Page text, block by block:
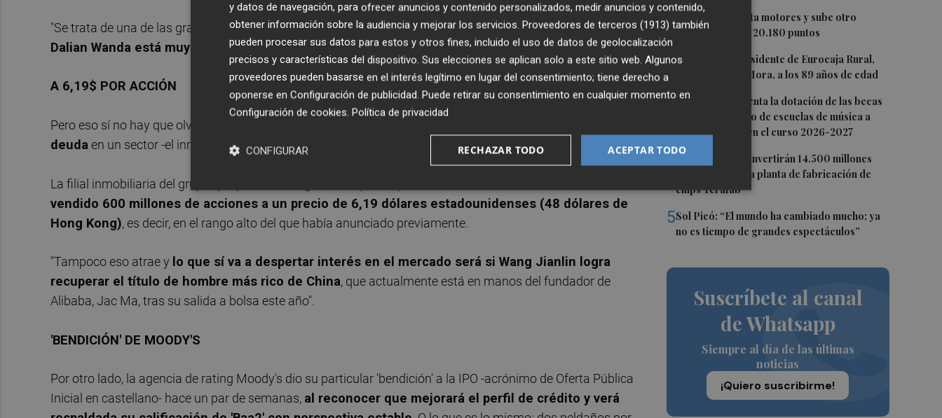
1 El Ibex 35 aprieta motores y sube otro
0,62%, hasta los 20.180 puntos
2Fallece el expresidente de Eurocaja Rural,
Andrés Gómez Mora, a los 89 años de edad
3 CaixaBank aumenta la dotación de las becas
para el alumnado de escuelas de música a
275.000 euros en el curso 2026-2027
4 Tesla y SpaceX invertirán 14.500 millones
para construir la planta de fabricación de
chips Terafab
5Sol Picó: “El mundo ha cambiado mucho; ya
no es tiempo de grandes espectáculos”
Suscríbete al canal
de Whatsapp
Siempre al día de las últimas
noticias
¡Quiero suscribirme!
"Se trata de una de las grandes salidas a bolsa de este final de año, perolos inversores tienen claro que
Dalian Wanda está muy endeudaday eso le ha hecho perder atractivo", añaden.
A 6,19$ POR ACCIÓN
Pero eso sí no hay que olvidar que
deuda en un sector -el inmobiliario-, que no atraviesa su mejor momento.
La filial inmobiliaria del grupo que preside Wang Jianlin,
vendido 600 millones de acciones a un precio de 6,19 dólares estadounidenses (48 dólares de
Hong Kong), es decir, en el rango alto del que había anunciado previamente.
"Tampoco eso atrae y lo que sí va a despertar interés en el mercado será si Wang Jianlin logra
recuperar el título de hombre más rico de China, que actualmente está en manos del fundador de
Alibaba, Jac Ma, tras su salida a bolsa este año".
'BENDICIÓN' DE MOODY'S
Por otro lado, la agencia de rating Moody's dio su particular 'bendición' a la IPO -acrónimo de Oferta Pública
Inicial en castellano- hace un par de semanas, al reconocer que mejorará el perfil de crédito y verá
y datos de navegación, para ofrecer anuncios y contenido personalizados, medir anuncios y contenido,
obtener información sobre la audiencia y mejorar los servicios. Proveedores de terceros (1913) también
pueden procesar sus datos para estos y otros fines, incluido el uso de datos de geolocalización
precisos y características del dispositivo. Sus elecciones se aplican solo a este sitio web. Algunos
proveedores pueden basarse en el interés legítimo en lugar del consentimiento; tiene derecho a
oponerse en Configuración de publicidad. Puede retirar su consentimiento en cualquier momento en
Configuración de cookies. Política de privacidad
ACEPTAR TODO
RECHAZAR TODO
CONFIGURAR